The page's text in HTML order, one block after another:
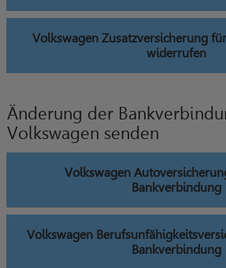
Volkswagen Zusatzversicherung
widerrufen
Änderung der
Volkswagen senden
Volkswagen
Bankverbindung
Volkswagen
Bankverbindung